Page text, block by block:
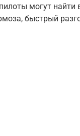
могут найти
быстрый